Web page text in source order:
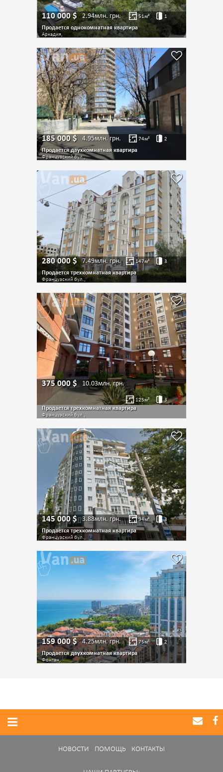
110 000$ 2.94млн.грн. 51м² 1
Продается однокомнатная квартира
Аркадия,
185 000$ 4.95млн.грн. 74м² 2
Продается двухкомнатная квартира
Французский бул.,
280 000 $ 7.49млн.грн. 147м² 3
Продается трехкомнатная квартира
Французский бул.,
375 000$ 10.03млн.грн.
125м² 3
Продается трехкомнатная квартира
Французский бул.,
145 000$ 3.88млн.грн. 94м² 3
Продается трехкомнатная квартира
Французский бул.,
159 000$ 4.25млн.грн. 75м² 2
Продается двухкомнатная квартира
Фонтан,
НОВОСТИ ПОМОЩЬ КОНТАКТЫ